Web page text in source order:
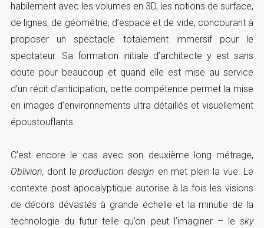
habilement avec les volumes en 3D, les notions de surface,
de lignes, de géométrie, d’espace et de vide, concourant à
proposer un spectacle totalement immersif pour le
spectateur. Sa formation initiale d’architecte y est sans
doute pour beaucoup et quand elle est mise au service
d’un récit d’anticipation, cette compétence permet la mise
en images d’environnements ultra détaillés et visuellement
époustouflants.
C’est encore le cas avec son deuxième long métrage,
Oblivion, dont leproduction design en met plein la vue. Le
contexte post apocalyptique autorise à la fois les visions
de décors dévastés à grande échelle et la minutie de la
technologie du futur telle qu’on peut l’imaginer – lesky